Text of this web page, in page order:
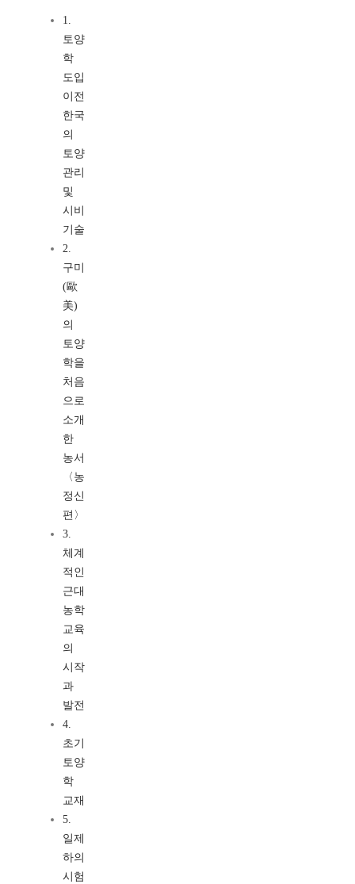
1.
토양
학
도입
이전
한국
의
토양
관리
및
시비
기술
2.
구미
(歐
美)
의
토양
학을
처음
으로
소개
한
농서
〈농
정신
편〉
3.
체계
적인
근대
농학
교육
의
시작
과
발전
4.
초기
토양
학
교재
5.
일제
하의
시험